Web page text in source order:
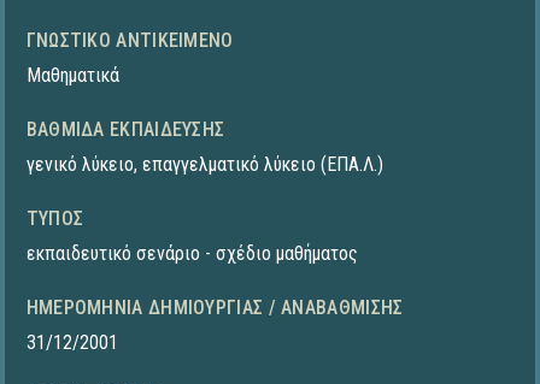
ΓΝΩΣΤΙΚΌ ΑΝΤΙΚΕΊΜΕΝΟ
Μαθηματικά
ΒΑΘΜΊΔΑ ΕΚΠΑΊΔΕΥΣΗΣ
γενικό λύκειο, επαγγελματικό λύκειο (ΕΠΑ.Λ.)
ΤΎΠΟΣ
εκπαιδευτικό σενάριο - σχέδιο μαθήματος
ΗΜΕΡΟΜΗΝΊΑ ΔΗΜΙΟΥΡΓΊΑΣ / ΑΝΑΒΆΘΜΙΣΗΣ
31/12/2001